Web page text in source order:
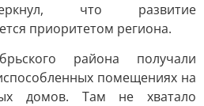
что развитие
приоритетом региона.
района получали
помещениях на
домов. Там не хватало